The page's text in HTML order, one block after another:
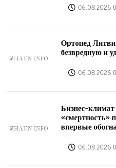
06.08.2026
Ортопед
безвредную и
06.08.2026
Бизнес-
«смертность»
впервые
06.08.2026